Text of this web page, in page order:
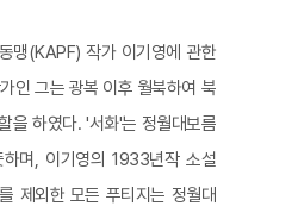
맹(KAPF) 작가 이기영에 관한
인 그는 광복 이후 월북하여 북
을 하였다. '서화'는 정월대보름
며, 이기영의 1933년작 소설
제외한 모든 푸티지는 정월대